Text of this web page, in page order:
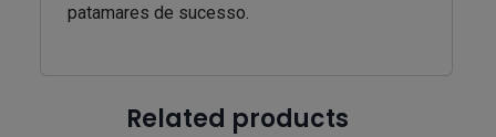
patamares de sucesso.
Related products